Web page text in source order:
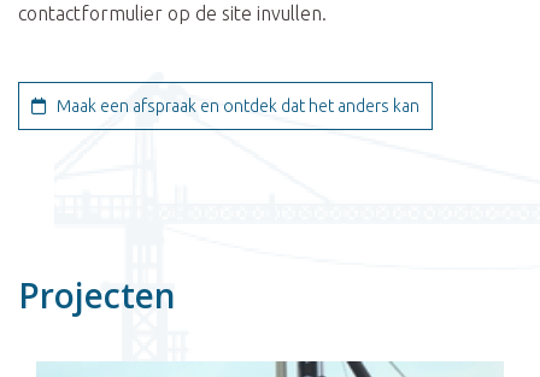
contactformulier op de site invullen.
Maak een afspraak en ontdek dat het anders kan
Projecten